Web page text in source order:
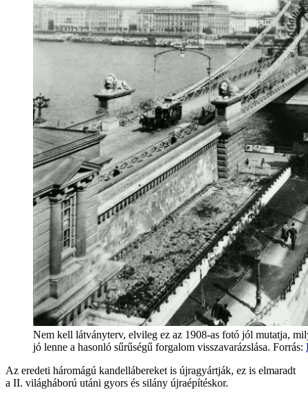
Nem kell látványterv, elvileg ez az 1908-as fotó jól mutatja,
jó lenne a hasonló sűrűségű forgalom visszavarázslása. Forrás:
Az eredeti háromágú kandellábereket is újragyártják, ez is elmaradt
a II. világháború utáni gyors és silány újraépítéskor.